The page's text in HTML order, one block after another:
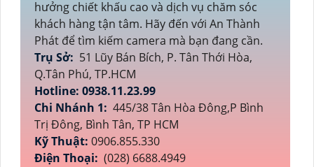
hưởng chiết khấu cao và dịch vụ chăm sóc
khách hàng tận tâm. Hãy đến với An Thành
Phát để tìm kiếm camera mà bạn đang cần.
Trụ Sở: 51 Lũy Bán Bích, P. Tân Thới Hòa,
Q.Tân Phú, TP.HCM
Hotline: 0938.11.23.99
Chi Nhánh 1: 445/38 Tân Hòa Đông,P Bình
Trị Đông, Bình Tân, TP HCM
Kỹ Thuật: 0906.855.330
Điện Thoại: (028) 6688.4949